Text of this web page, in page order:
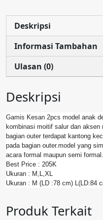
Deskripsi
Informasi Tambahan
Ulasan (0)
Deskripsi
Gamis Kesan 2pcs model anak
kombinasi moitif salur dan
bagian outer terdapat kantong
pada bagian outer.model yang
acara formal maupun semi formal.
Best Price : 205K
Ukuran : M,L,XL
Ukuran : M (LD :78 cm) L(LD:84
Produk Terkait